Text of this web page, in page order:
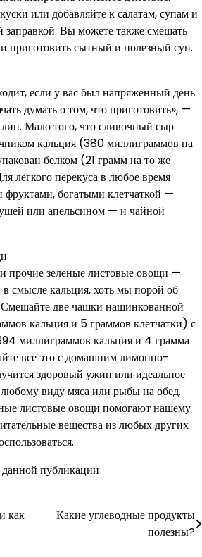
или добавляйте к салатам, супам и
заправкой. Вы можете также смешать
приготовить сытный и полезный суп.
если у вас был напряженный день
думать о том, что приготовить», —
Мало того, что сливочный сыр
кальция (380 миллиграммов на
белком (21 грамм на то же
легкого перекуса в любое время
богатыми клетчаткой —
или апельсином — и чайной
прочие зеленые листовые овощи —
смысле кальция, хоть мы порой об
Смешайте две чашки нашинкованной
кальция и 5 граммов клетчатки) с
миллиграммов кальция и 4 грамма
все это с домашним лимонно-
здоровый ужин или идеальное
виду мяса или рыбы на обед.
листовые овощи помогают нашему
вещества из любых других
публикации
как
Какие углеводные продукты
полезны?